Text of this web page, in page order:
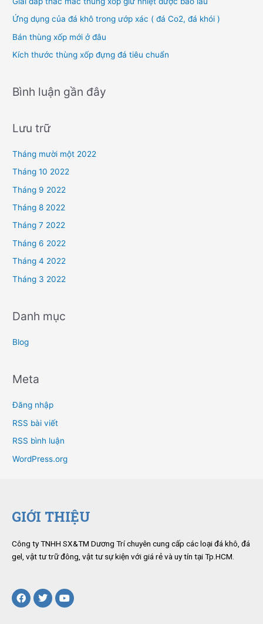
m
Ứng dụng của đá khô trong ướp xác ( đá Co2, đá khói )
Bán thùng xốp mới ở đâu
Kích thước thùng xốp đựng đá tiêu chuẩn
Bình luận gần đây
Lưu trữ
Tháng mười một 2022
Tháng 10 2022
Tháng 9 2022
Tháng 8 2022
Tháng 7 2022
Tháng 6 2022
Tháng 4 2022
Tháng 3 2022
Danh mục
Blog
Meta
Đăng nhập
RSS bài viết
RSS bình luận
WordPress.org
GIỚI THIỆU
Công ty TNHH SX&TM Dương Tríchuyên cung cấp các loại đá khô, đá
gel, vật tư trữ đông, vật tư sự kiện với giá rẻ và uy tín tại Tp.HCM.
F
a
T
w
Y
o